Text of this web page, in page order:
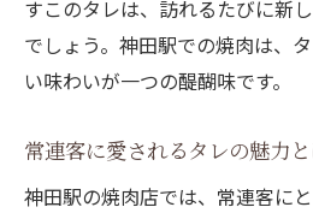
すこのタレは、訪れるたびに新
でしょう。神田駅での焼肉は、
い味わいが一つの醍醐味です。
常連客に愛されるタレの魅力と
神田駅の焼肉店では、常連客に